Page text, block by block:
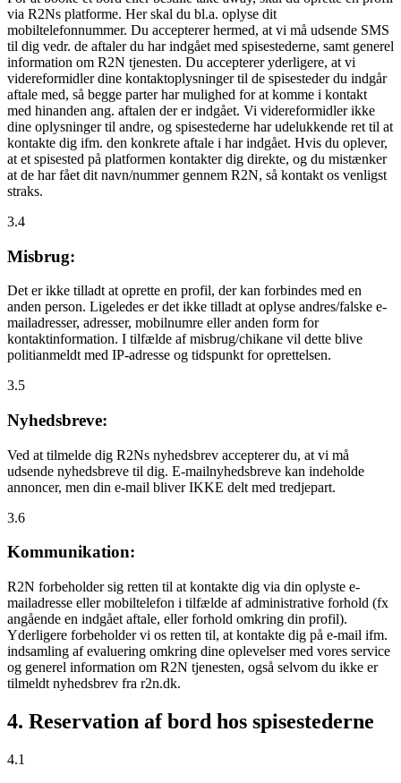
via R2Ns platforme. Her skal du bl.a. oplyse dit
mobiltelefonnummer. Du accepterer hermed, at vi må udsende SMS
til dig vedr. de aftaler du har indgået med spisestederne, samt generel
information om R2N tjenesten. Du accepterer yderligere, at vi
videreformidler dine kontaktoplysninger til de spisesteder du indgår
aftale med, så begge parter har mulighed for at komme i kontakt
med hinanden ang. aftalen der er indgået. Vi videreformidler ikke
dine oplysninger til andre, og spisestederne har udelukkende ret til at
kontakte dig ifm. den konkrete aftale i har indgået. Hvis du oplever,
at et spisested på platformen kontakter dig direkte, og du mistænker
at de har fået dit navn/nummer gennem R2N, så kontakt os venligst
straks.
3.4
Misbrug:
Det er ikke tilladt at oprette en profil, der kan forbindes med en
anden person. Ligeledes er det ikke tilladt at oplyse andres/falske e-
mailadresser, adresser, mobilnumre eller anden form for
kontaktinformation. I tilfælde af misbrug/chikane vil dette blive
politianmeldt med IP-adresse og tidspunkt for oprettelsen.
3.5
Nyhedsbreve:
Ved at tilmelde dig R2Ns nyhedsbrev accepterer du, at vi må
udsende nyhedsbreve til dig. E-mailnyhedsbreve kan indeholde
annoncer, men din e-mail bliver IKKE delt med tredjepart.
3.6
Kommunikation:
R2N forbeholder sig retten til at kontakte dig via din oplyste e-
mailadresse eller mobiltelefon i tilfælde af administrative forhold (fx
angående en indgået aftale, eller forhold omkring din profil).
Yderligere forbeholder vi os retten til, at kontakte dig på e-mail ifm.
indsamling af evaluering omkring dine oplevelser med vores service
og generel information om R2N tjenesten, også selvom du ikke er
tilmeldt nyhedsbrev fra r2n.dk.
4. Reservation af bord hos spisestederne
4.1